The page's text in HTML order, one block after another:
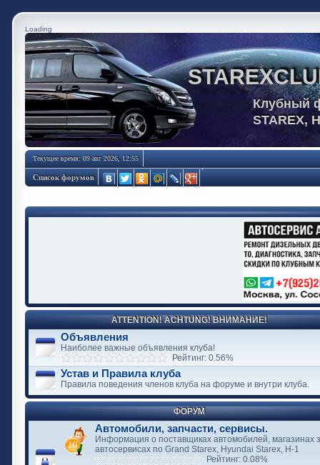
Loading
Клубный
STAREX,
Текущее время: 09 авг 2026, 12:55
Список форумов
ATTENTION! ACHTUNG! ВНИМАНИЕ!
Объявления
Наиболее важные объявления клуба!
Рейтинг: 0.56%
Устав и Правила клуба
Правила поведения членов клуба на форуме и внутри клуба.
ФОРУМ
Автомобили, запчасти, сервисы.
Информация о поставщиках автомобилей, магазинах
автосервисах по Grand Starex, Hyundai Starex, H-1
Рейтинг: 0.08%